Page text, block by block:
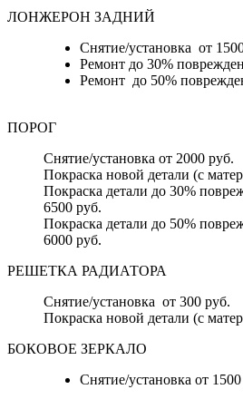
ЛОНЖЕРОН ЗАДНИЙ
Снятие/установка от
Ремонт до 30%
Ремонт до 50%
ПОРОГ
Снятие/установка от 2000 руб.
Покраска новой детали (с
Покраска детали до 30%
6500 руб.
Покраска детали до 50%
6000 руб.
РЕШЕТКА РАДИАТОРА
Снятие/установка от 300 руб.
Покраска новой детали (с
БОКОВОЕ ЗЕРКАЛО
Снятие/установка от